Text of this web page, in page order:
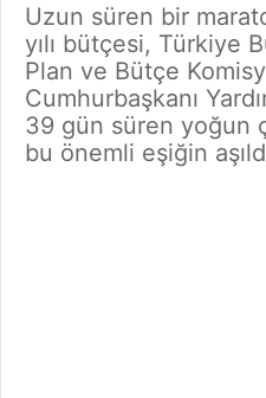
Uzun süren bir
yılı bütçesi, Türkiye
Plan ve Bütçe
Cumhurbaşkanı
39 gün süren yoğun
bu önemli eşiğin